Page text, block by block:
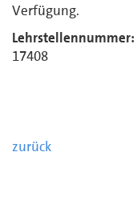
Verfügung.
Lehrstellennummer:
17408
zurück